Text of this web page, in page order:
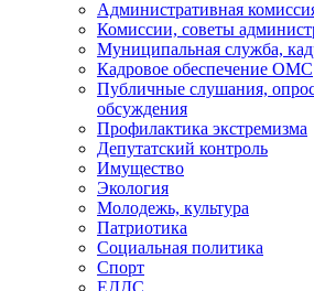
Административная
Комиссии, советы
Муниципальная служба,
Кадровое обеспечение ОМС
Публичные слушания,
обсуждения
Профилактика экстремизма
Депутатский контроль
Имущество
Экология
Молодежь, культура
Патриотика
Социальная политика
Спорт
ЕДДС